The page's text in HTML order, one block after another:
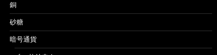
銅
砂糖
暗号通貨